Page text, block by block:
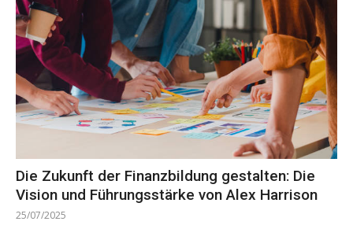
Die Zukunft der Finanzbildung gestalten: Die
Vision und Führungsstärke von Alex Harrison
25/07/2025